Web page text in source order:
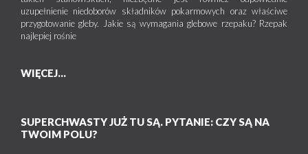
uzupełnienie niedoborów składników pokarmowych oraz właściwe
przygotowanie gleby. Jakie są wymagania glebowe rzepaku? Rzepak
najlepiej rośnie
WIĘCEJ...
SUPERCHWASTY JUŻ TU SĄ. PYTANIE: CZY SĄ NA
TWOIM POLU?